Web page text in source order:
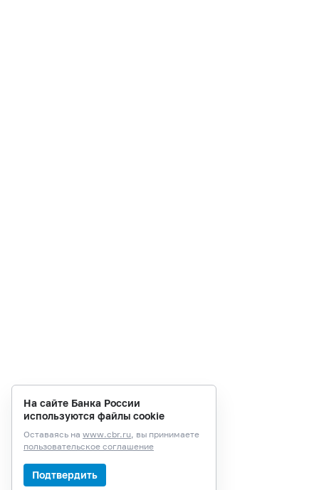
На сайте Банка России
используются файлы cookie
Оставаясь на www.cbr.ru, вы принимаете
пользовательское соглашение
Подтвердить